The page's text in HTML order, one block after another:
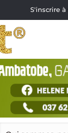
S'inscrire
Qui sommes-